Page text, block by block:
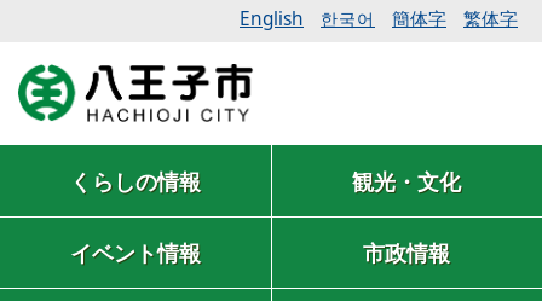
English 한국어 簡体字 繁体字
くらしの情報 観光・文化
イベント情報 市政情報